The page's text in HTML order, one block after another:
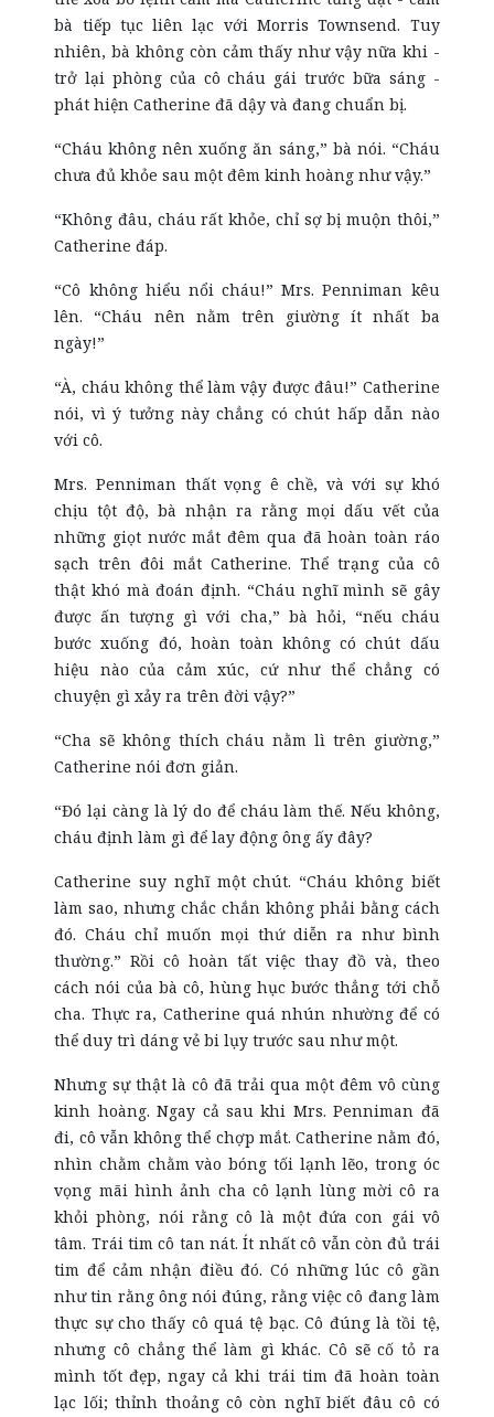
bà tiếp tục liên lạc với Morris Townsend. Tuy
nhiên, bà không còn cảm thấy như vậy nữa khi -
trở lại phòng của cô cháu gái trước bữa sáng -
phát hiện Catherine đã dậy và đang chuẩn bị.
“Cháu không nên xuống ăn sáng,” bà nói. “Cháu
chưa đủ khỏe sau một đêm kinh hoàng như vậy.”
“Không đâu, cháu rất khỏe, chỉ sợ bị muộn thôi,”
Catherine đáp.
“Cô không hiểu nổi cháu!” Mrs. Penniman kêu
lên. “Cháu nên nằm trên giường ít nhất ba
ngày!”
“À, cháu không thể làm vậy được đâu!” Catherine
nói, vì ý tưởng này chẳng có chút hấp dẫn nào
với cô.
Mrs. Penniman thất vọng ê chề, và với sự khó
chịu tột độ, bà nhận ra rằng mọi dấu vết của
những giọt nước mắt đêm qua đã hoàn toàn ráo
sạch trên đôi mắt Catherine. Thể trạng của cô
thật khó mà đoán định. “Cháu nghĩ mình sẽ gây
được ấn tượng gì với cha,” bà hỏi, “nếu cháu
bước xuống đó, hoàn toàn không có chút dấu
hiệu nào của cảm xúc, cứ như thể chẳng có
chuyện gì xảy ra trên đời vậy?”
“Cha sẽ không thích cháu nằm lì trên giường,”
Catherine nói đơn giản.
“Đó lại càng là lý do để cháu làm thế. Nếu không,
cháu định làm gì để lay động ông ấy đây?
Catherine suy nghĩ một chút. “Cháu không biết
làm sao, nhưng chắc chắn không phải bằng cách
đó. Cháu chỉ muốn mọi thứ diễn ra như bình
thường.” Rồi cô hoàn tất việc thay đồ và, theo
cách nói của bà cô, hùng hục bước thẳng tới chỗ
cha. Thực ra, Catherine quá nhún nhường để có
thể duy trì dáng vẻ bi lụy trước sau như một.
Nhưng sự thật là cô đã trải qua một đêm vô cùng
kinh hoàng. Ngay cả sau khi Mrs. Penniman đã
đi, cô vẫn không thể chợp mắt. Catherine nằm đó,
nhìn chằm chằm vào bóng tối lạnh lẽo, trong óc
vọng mãi hình ảnh cha cô lạnh lùng mời cô ra
khỏi phòng, nói rằng cô là một đứa con gái vô
tâm. Trái tim cô tan nát. Ít nhất cô vẫn còn đủ trái
tim để cảm nhận điều đó. Có những lúc cô gần
như tin rằng ông nói đúng, rằng việc cô đang làm
thực sự cho thấy cô quá tệ bạc. Cô đúng là tồi tệ,
nhưng cô chẳng thể làm gì khác. Cô sẽ cố tỏ ra
mình tốt đẹp, ngay cả khi trái tim đã hoàn toàn
lạc lối; thỉnh thoảng cô còn nghĩ biết đâu cô có